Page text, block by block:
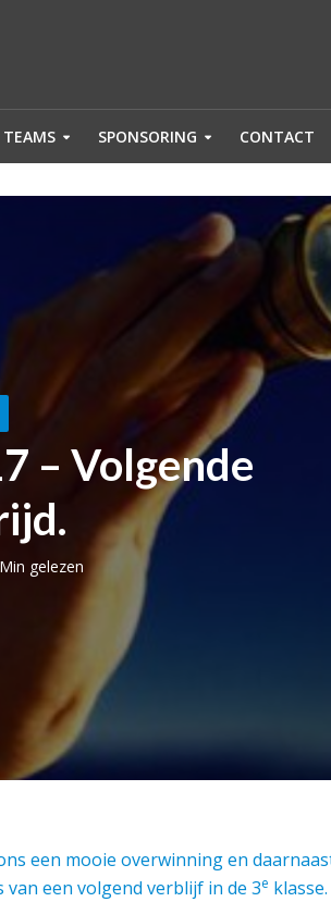
TEAMS SPONSORING CONTACT
– Volgende
gelezen
een mooie overwinning en
een volgend verblijf in de 3e klasse.